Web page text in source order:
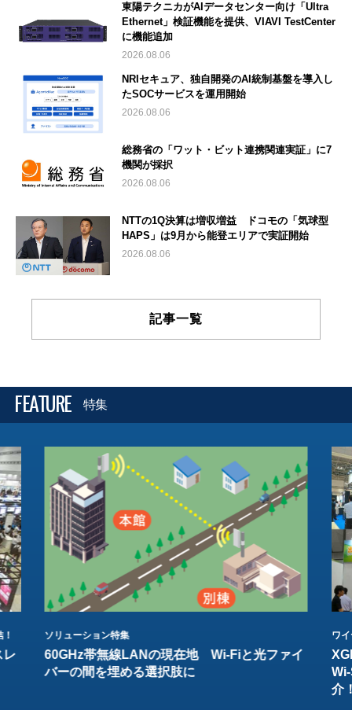
東陽テクニカがAIデータセンター向け「Ultra
Ethernet」検証機能を提供、VIAVI TestCenter
に機能追加
2026.08.06
NRIセキュア、独自開発のAI統制基盤を導入し
たSOCサービスを運用開始
2026.08.06
総務省の「ワット・ビット連携関連実証」に7
機関が採択
2026.08.06
NTTの1Q決算は増収増益 ドコモの「気球型
HAPS」は9月から能登エリアで実証開始
2026.08.06
記事一覧
FEATURE 特集
レ
ソリューション特集
60GHz帯無線LANの現在地 Wi-Fiと光ファイ
バーの間を埋める選択肢に
ワ
介